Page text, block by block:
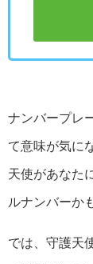
ナンバープレ
て意味が気に
天使があなた
ルナンバーか
では、守護天